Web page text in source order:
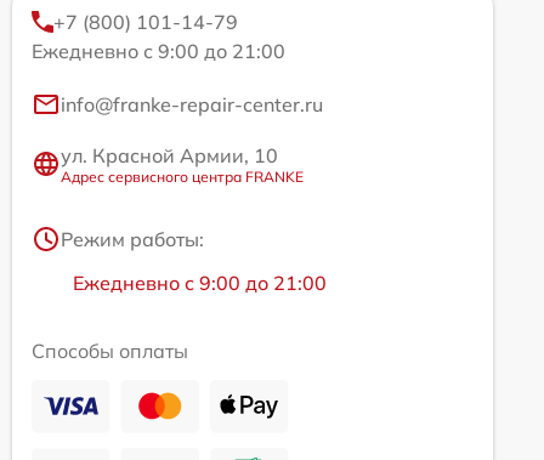
+7 (800) 101-14-79
Ежедневно с 9:00 до 21:00
info@franke-repair-center.ru
ул. Красной Армии, 10
Адрес сервисного центра FRANKE
Режим работы:
Ежедневно с 9:00 до 21:00
Способы оплаты